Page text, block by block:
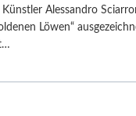
Alessandro
Löwen“